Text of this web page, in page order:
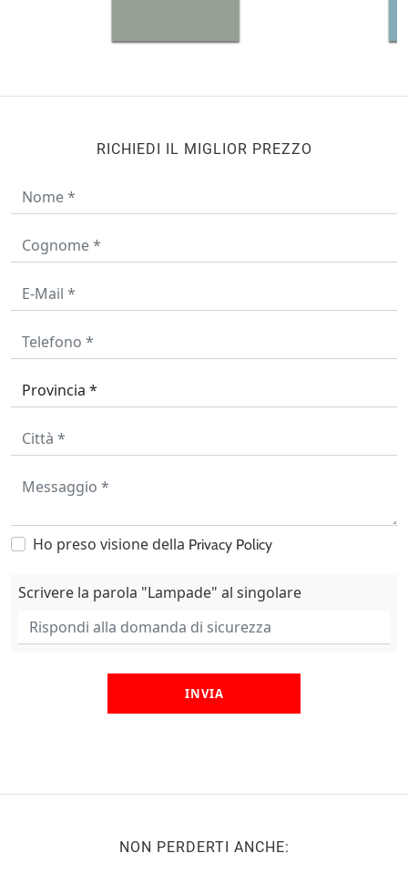
RICHIEDI IL MIGLIOR PREZZO
Ho preso visione della Privacy Policy
Scrivere la parola "Lampade" al singolare
INVIA
NON PERDERTI ANCHE: